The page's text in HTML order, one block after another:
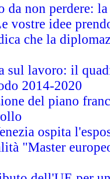
da non perdere:
vostre idee
che la
sul lavoro: il
2014-2020
del piano
ospita
"Master